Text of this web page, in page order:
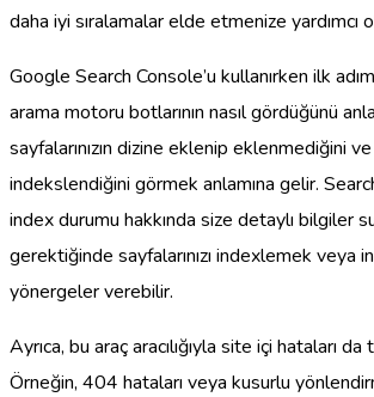
daha iyi sıralamalar elde etmenize yardımcı
Google Search Console’u kullanırken ilk
arama motoru botlarının nasıl gördüğünü
sayfalarınızın dizine eklenip eklenmediğini ve
indekslendiğini görmek anlamına gelir.
index durumu hakkında size detaylı bilgiler
gerektiğinde sayfalarınızı indexlemek veya
yönergeler verebilir.
Ayrıca, bu araç aracılığıyla site içi hataları
Örneğin, 404 hataları veya kusurlu